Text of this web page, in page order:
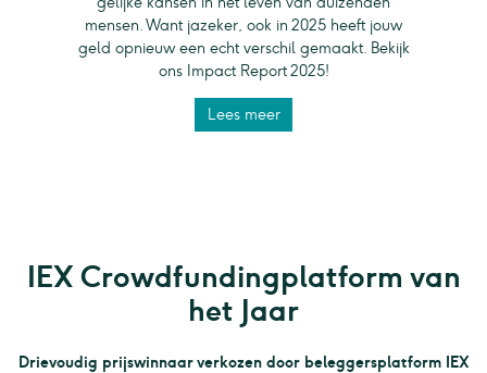
mensen. Want jazeker, ook in 2025 heeft jouw
geld opnieuw een echt verschil gemaakt. Bekijk
ons Impact Report 2025!
Lees meer
IEX Crowdfundingplatform van
het Jaar
Drievoudig prijswinnaar verkozen door beleggersplatform IEX